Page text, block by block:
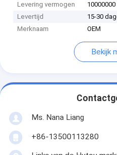
Levering vermogen
Levertijd
15-30
Merknaam
OEM
Bekijk
Ms. Nana Liang
+86-13500113280